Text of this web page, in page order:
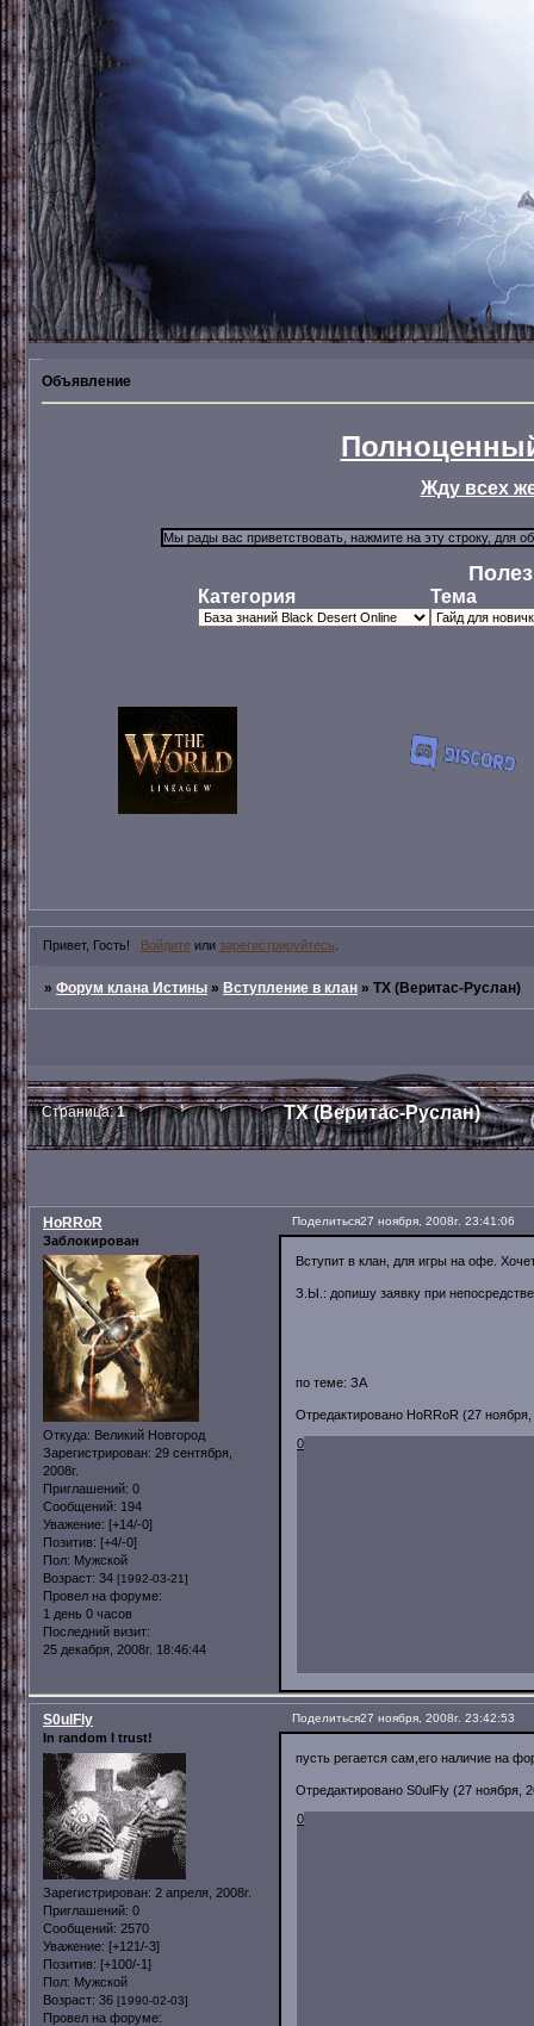
Объявление
Жду всех
Категория Тема
Привет, Гость! Войдитеили зарегистрируйтесь
»Форум клана Истины »Вступление в клан »TX (Веритас-Руслан)
TX (Веритас-Руслан)
Страница:1
Поделиться27 ноября, 2008г. 23:41:06
HoRRoR
Заблокирован
Откуда: Великий Новгород
Зарегистрирован: 29 сентября,
2008г.
Приглашений: 0
Сообщений: 194
Уважение: [+14/-0]
Позитив: [+4/-0]
Пол: Мужской
Возраст: 34 [1992-03-21]
Провел на форуме:
1 день 0 часов
Последний визит:
25 декабря, 2008г. 18:46:44
Вступит в клан, для игры на офе.
З.Ы.: допишу заявку при
по теме: ЗА
Отредактировано HoRRoR (27 ноября,
0
Поделиться27 ноября, 2008г. 23:42:53
S0ulFly
In random I trust!
Зарегистрирован: 2 апреля, 2008г.
Приглашений: 0
Сообщений: 2570
Уважение: [+121/-3]
Позитив: [+100/-1]
Пол: Мужской
Возраст: 36 [1990-02-03]
Провел на форуме:
пусть регается сам,его наличие на
Отредактировано S0ulFly (27 ноября,
0